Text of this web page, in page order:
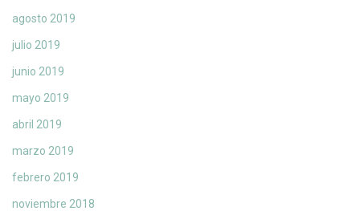
agosto 2019
julio 2019
junio 2019
mayo 2019
abril 2019
marzo 2019
febrero 2019
noviembre 2018